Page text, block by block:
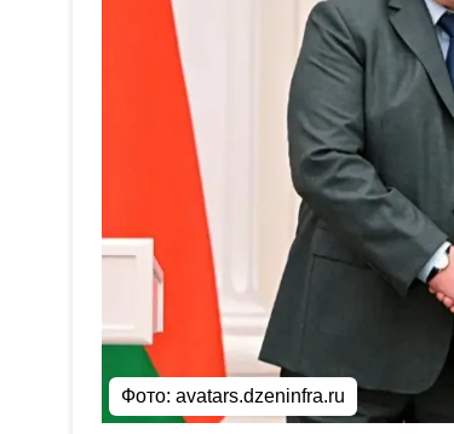
Фото: avatars.dzeninfra.ru